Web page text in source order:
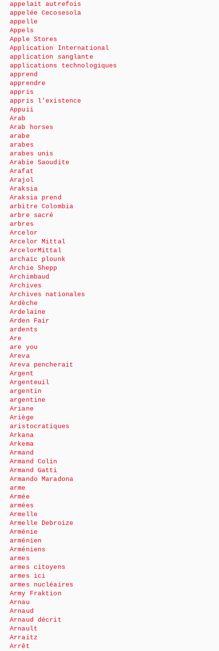
appelait autrefois
appelée Cecosesola
appelle
Appels
Apple Stores
Application International
application sanglante
applications technologiques
apprend
apprendre
appris
appris l’existence
Appuii
Arab
Arab horses
arabe
arabes
arabes unis
Arabie Saoudite
Arafat
Arajol
Araksia
Araksia prend
arbitre Colombia
arbre sacré
arbres
Arcelor
Arcelor Mittal
ArcelorMittal
archaïc plounk
Archie Shepp
Archimbaud
Archives
Archives nationales
Ardèche
Ardelaine
Arden Fair
ardents
Are
are you
Areva
Areva pencherait
Argent
Argenteuil
argentin
argentine
Ariane
Ariège
aristocratiques
Arkana
Arkema
Armand
Armand Colin
Armand Gatti
Armando Maradona
arme
Armée
armées
Armelle
Armelle Debroize
Arménie
arménien
Arméniens
armes
armes citoyens
armes ici
armes nucléaires
Army Fraktion
Arnau
Arnaud
Arnaud décrit
Arnault
Arraitz
Arrêt